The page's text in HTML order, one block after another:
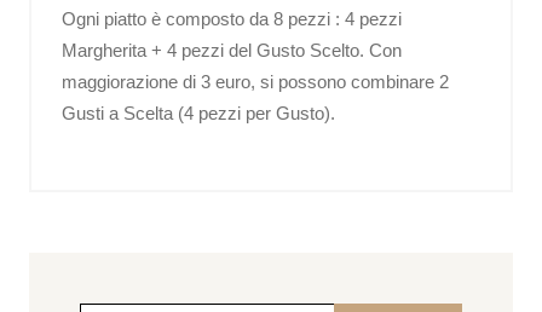
Ogni piatto è composto da 8 pezzi : 4 pezzi
Margherita + 4 pezzi del Gusto Scelto. Con
maggiorazione di 3 euro, si possono combinare 2
Gusti a Scelta (4 pezzi per Gusto).